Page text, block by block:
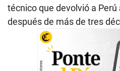
técnico que devolvió a
después de más de tres